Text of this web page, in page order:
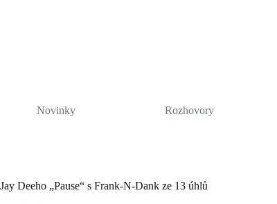
Novinky Rozhovory
Jay Deeho „Pause“ s Frank-N-Dank ze 13 úhlů